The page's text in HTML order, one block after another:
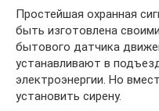
Простейшая охранная
быть изготовлена
бытового датчика
устанавливают в
электроэнергии. Но
установить сирену.